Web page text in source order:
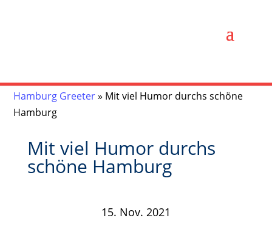
Hamburg Greeter» Mit viel Humor durchs schöne
Hamburg
Mit viel Humor durchs
schöne Hamburg
15. Nov. 2021